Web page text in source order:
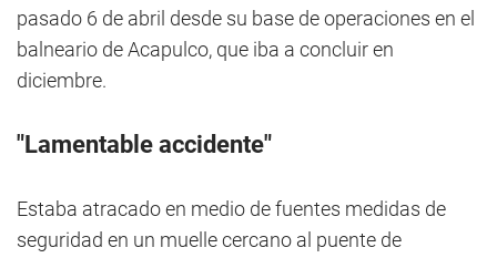
pasado 6 de abril desde su base de operaciones en el
balneario de Acapulco, que iba a concluir en
diciembre.
"Lamentable accidente"
Estaba atracado en medio de fuentes medidas de
seguridad en un muelle cercano al puente de